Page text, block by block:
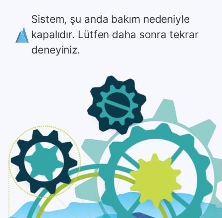
Sistem, şu anda bakım nedeniyle
kapalıdır. Lütfen daha sonra tekrar
deneyiniz.